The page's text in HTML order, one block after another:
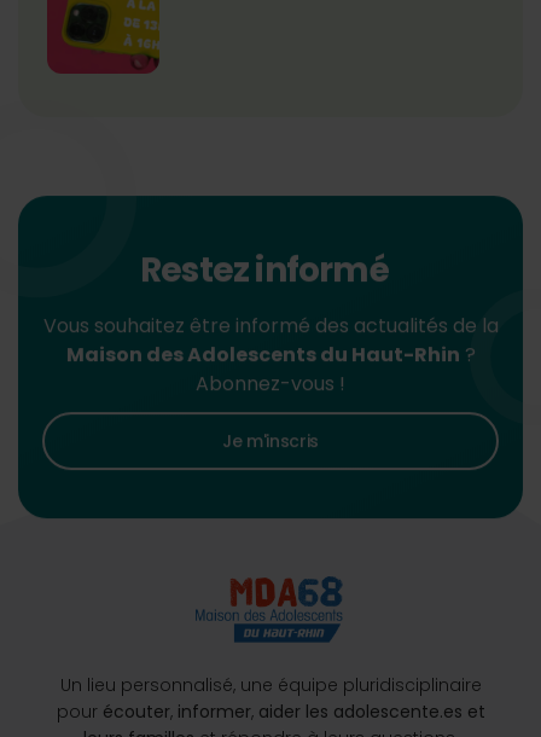
Restez informé
Vous souhaitez être informé des actualités de la
Maison des Adolescents du Haut-Rhin ?
Abonnez-vous !
Je m'inscris
Un lieu personnalisé, une équipe pluridisciplinaire
pour écouter, informer, aider les adolescente.es et